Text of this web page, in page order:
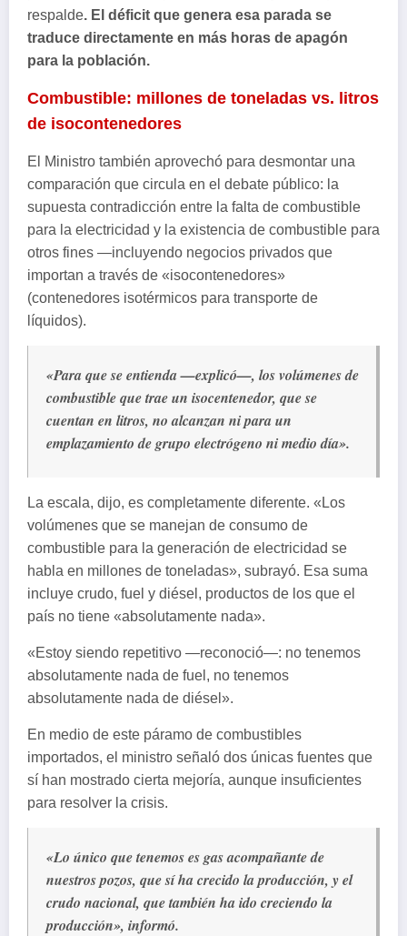
respalde. El déficit que genera esa parada se
traduce directamente en más horas de apagón
para la población.
Combustible: millones de toneladas vs. litros
de isocontenedores
El Ministro también aprovechó para desmontar una
comparación que circula en el debate público: la
supuesta contradicción entre la falta de combustible
para la electricidad y la existencia de combustible para
otros fines —incluyendo negocios privados que
importan a través de «isocontenedores»
(contenedores isotérmicos para transporte de
líquidos).
«Para que se entienda —explicó—, los volúmenes de
combustible que trae un isocentenedor, que se
cuentan en litros, no alcanzan ni para un
emplazamiento de grupo electrógeno ni medio día».
La escala, dijo, es completamente diferente. «Los
volúmenes que se manejan de consumo de
combustible para la generación de electricidad se
habla en millones de toneladas», subrayó. Esa suma
incluye crudo, fuel y diésel, productos de los que el
país no tiene «absolutamente nada».
«Estoy siendo repetitivo —reconoció—: no tenemos
absolutamente nada de fuel, no tenemos
absolutamente nada de diésel».
En medio de este páramo de combustibles
importados, el ministro señaló dos únicas fuentes que
sí han mostrado cierta mejoría, aunque insuficientes
para resolver la crisis.
«Lo único que tenemos es gas acompañante de
nuestros pozos, que sí ha crecido la producción, y el
crudo nacional, que también ha ido creciendo la
producción», informó.